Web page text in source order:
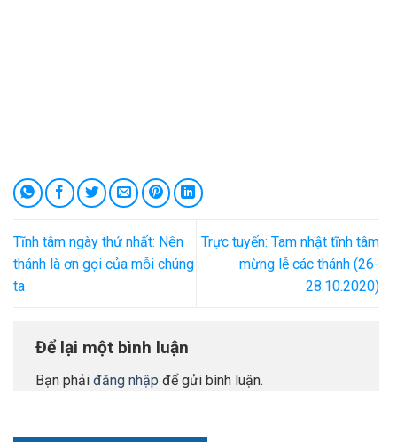
Tĩnh tâm ngày thứ nhất: Nên
thánh là ơn gọi của mỗi chúng
ta
Trực tuyến: Tam nhật tĩnh tâm
mừng lễ các thánh (26-
28.10.2020)
Để lại một bình luận
Bạn phải đăng nhập để gửi bình luận.